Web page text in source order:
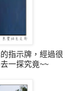
指示牌，經過很
一探究竟~~